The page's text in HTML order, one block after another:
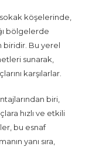
köşelerinde,
bölgelerde
biridir. Bu yerel
sunarak,
karşılarlar.
biri,
hızlı ve etkili
bu esnaf
yanı sıra,